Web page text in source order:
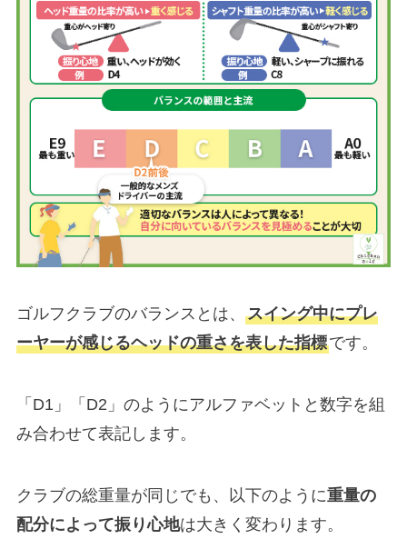
ゴルフクラブのバランスとは、 スイング中にプレ
ーヤーが感じるヘッドの重さを表した指標です。
「D1」「D2」のようにアルファベットと数字を組
み合わせて表記します。
クラブの総重量が同じでも、以下のように重量の
配分によって振り心地は大きく変わります。